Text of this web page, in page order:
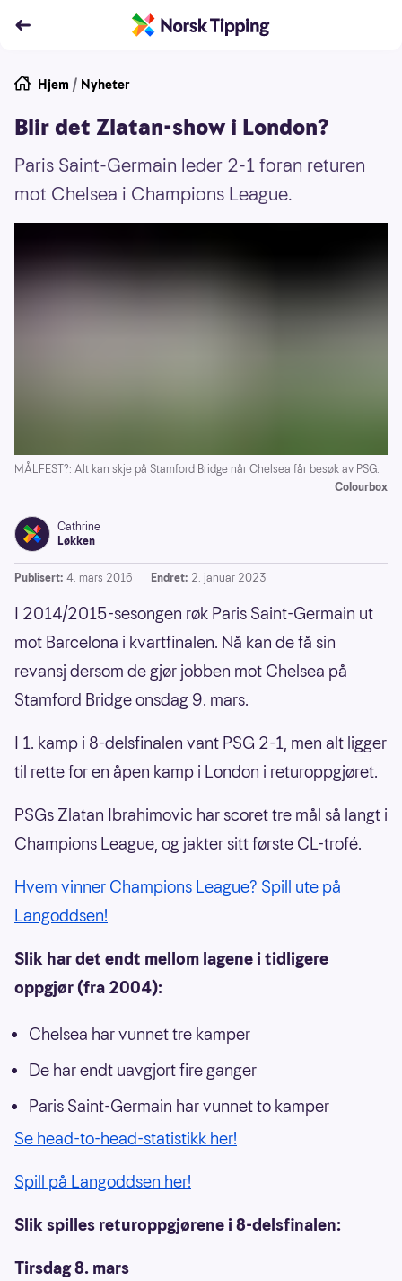
Hjem / Nyheter
Blir det Zlatan-show i London?
Paris Saint-Germain leder 2-1 foran returen
mot Chelsea i Champions League.
MÅLFEST?: Alt kan skje på Stamford Bridge når Chelsea får besøk av PSG.
Colourbox
Cathrine
Løkken
Publisert: 4. mars 2016 Endret: 2. januar 2023
I 2014/2015-sesongen røk Paris Saint-Germain ut
mot Barcelona i kvartfinalen. Nå kan de få sin
revansj dersom de gjør jobben mot Chelsea på
Stamford Bridge onsdag 9. mars.
I 1. kamp i 8-delsfinalen vant PSG 2-1, men alt ligger
til rette for en åpen kamp i London i returoppgjøret.
PSGs Zlatan Ibrahimovic har scoret tre mål så langt i
Champions League, og jakter sitt første CL-trofé.
Hvem vinner Champions League? Spill ute på
Langoddsen!
Slik har det endt mellom lagene i tidligere
oppgjør (fra 2004):
Chelsea har vunnet tre kamper
De har endt uavgjort fire ganger
Paris Saint-Germain har vunnet to kamper
Se head-to-head-statistikk her!
Spill på Langoddsen her!
Slik spilles returoppgjørene i 8-delsfinalen:
Tirsdag 8. mars